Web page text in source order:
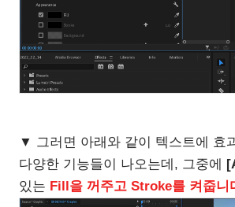
▼ 그러면 아래와 같이 텍스트에 효
다양한 기능들이 나오는데, 그중에
있는 Fill을 꺼주고 Stroke를 켜줍니